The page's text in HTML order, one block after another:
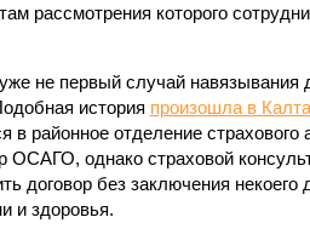
рассмотрения которого
не первый случай навязывания
история произошла в
в районное отделение страхового
ОСАГО, однако страховой
договор без заключения некоего
и здоровья.